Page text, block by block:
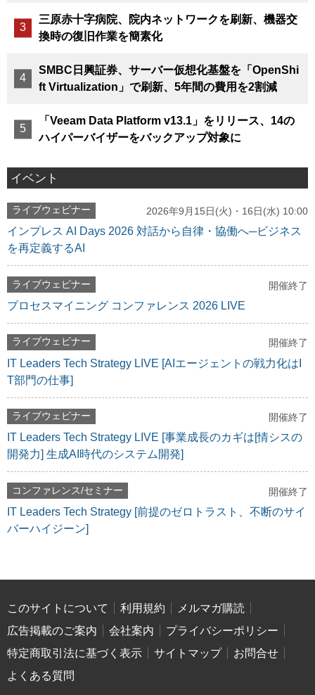
三原赤十字病院、院内ネットワークを刷新、機器交
換時の復旧作業を簡素化
SMBC日興証券、サーバー仮想化基盤を「OpenShi
ft Virtualization」で刷新、5年間の費用を2割減
「Veeam Data Platform v13.1」をリリース、14の
ハイパーバイザーをバックアップ対象に
イベント
ライブウェビナー 2026年9月15日(火)・16日(水) 10:00
インプレス AI Days 2026 対話から自律・協働へ─ビジネス
を再定義するAI
ライブウェビナー 開催終了
プロセスマイニング コンファレンス 2026 LIVE
ライブウェビナー 開催終了
IT Leaders Tech Strategy LIVE [AIエージェントの戦力化はI
T部門の仕事]
ライブウェビナー 開催終了
IT Leaders Tech Strategy LIVE [事業成長のカギは[情シスの
開発力] 生成AI時代のシステム開発]
コンファレンス/セミナー 開催終了
IT Leaders Tech Strategy [前提のゼロトラスト、不断のサイ
バーハイジーン]
このサイトについて 利用規約
メルマガ購読
広告掲載のご案内
会社案内
プライバシーポリシー
特定商取引法に基づく表示
サイトマップ
お問合せ
よくある質問